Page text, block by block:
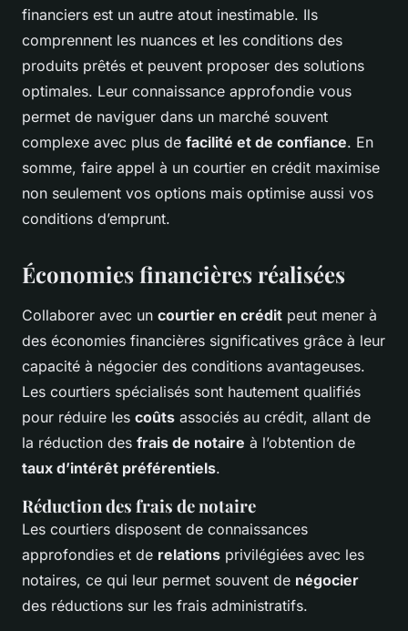
financiers est un autre atout inestimable. Ils
comprennent les nuances et les conditions des
produits prêtés et peuvent proposer des solutions
optimales. Leur connaissance approfondie vous
permet de naviguer dans un marché souvent
complexe avec plus de facilité et de confiance. En
somme, faire appel à un courtier en crédit maximise
non seulement vos options mais optimise aussi vos
conditions d’emprunt.
Économies financières réalisées
Collaborer avec un courtier en crédit peut mener à
des économies financières significatives grâce à leur
capacité à négocier des conditions avantageuses.
Les courtiers spécialisés sont hautement qualifiés
pour réduire les coûts associés au crédit, allant de
la réduction des frais de notaire à l’obtention de
taux d’intérêt préférentiels.
Réduction des frais de notaire
Les courtiers disposent de connaissances
approfondies et de relations privilégiées avec les
notaires, ce qui leur permet souvent de négocier
des réductions sur les frais administratifs.